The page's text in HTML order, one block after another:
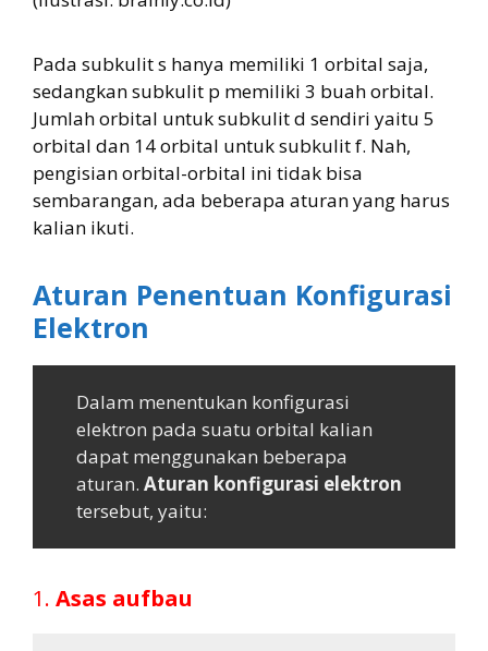
Pada subkulit s hanya memiliki 1 orbital saja,
sedangkan subkulit p memiliki 3 buah orbital.
Jumlah orbital untuk subkulit d sendiri yaitu 5
orbital dan 14 orbital untuk subkulit f. Nah,
pengisian orbital-orbital ini tidak bisa
sembarangan, ada beberapa aturan yang harus
kalian ikuti.
Aturan Penentuan Konfigurasi
Elektron
Dalam menentukan konfigurasi
elektron pada suatu orbital kalian
dapat menggunakan beberapa
aturan.Aturan konfigurasi elektron
tersebut, yaitu:
1. Asas aufbau